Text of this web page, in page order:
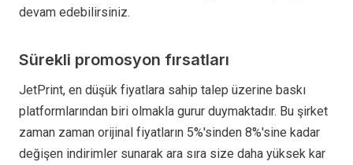
devam edebilirsiniz.
Sürekli promosyon fırsatları
JetPrint, en düşük fiyatlara sahip talep üzerine baskı
platformlarından biri olmakla gurur duymaktadır. Bu şirket
zaman zaman orijinal fiyatların 5%'sinden 8%'sine kadar
değişen indirimler sunarak ara sıra size daha yüksek kar